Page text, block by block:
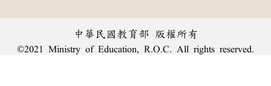
中華民國教育部 版權所有
©2021 Ministry of Education, R.O.C. All rights reserved.